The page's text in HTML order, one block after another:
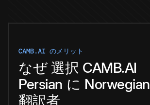
CAMB.AI のメリット
なぜ 選択 CAMB.AI
Persian に Norwegian
翻訳者